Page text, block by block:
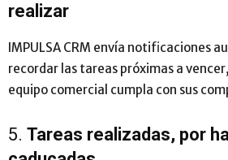
realizar
IMPULSA CRM envía notificaciones
recordar las tareas próximas a
equipo comercial cumpla con sus
5. Tareas realizadas, por